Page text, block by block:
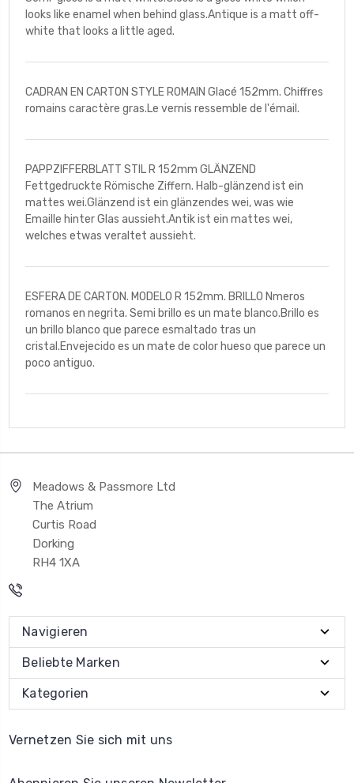
looks like enamel when behind glass.Antique is a matt off-
white that looks a little aged.
CADRAN EN CARTON STYLE ROMAIN Glacé 152mm. Chiffres
romains caractère gras.Le vernis ressemble de l'émail.
PAPPZIFFERBLATT STIL R 152mm GLÄNZEND
Fettgedruckte Römische Ziffern. Halb-glänzend ist ein
mattes wei.Glänzend ist ein glänzendes wei, was wie
Emaille hinter Glas aussieht.Antik ist ein mattes wei,
welches etwas veraltet aussieht.
ESFERA DE CARTON. MODELO R 152mm. BRILLO Nmeros
romanos en negrita. Semi brillo es un mate blanco.Brillo es
un brillo blanco que parece esmaltado tras un
cristal.Envejecido es un mate de color hueso que parece un
poco antiguo.
Meadows & Passmore Ltd
The Atrium
Curtis Road
Dorking
RH4 1XA
Navigieren
Beliebte Marken
Kategorien
Vernetzen Sie sich mit uns